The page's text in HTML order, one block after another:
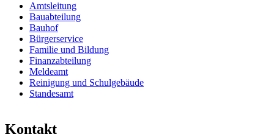
Amtsleitung
Bauabteilung
Bauhof
Bürgerservice
Familie und Bildung
Finanzabteilung
Meldeamt
Reinigung und Schulgebäude
Standesamt
Kontakt